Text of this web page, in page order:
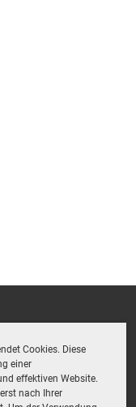
Cookies. Diese
einer
effektiven Website.
nach Ihrer